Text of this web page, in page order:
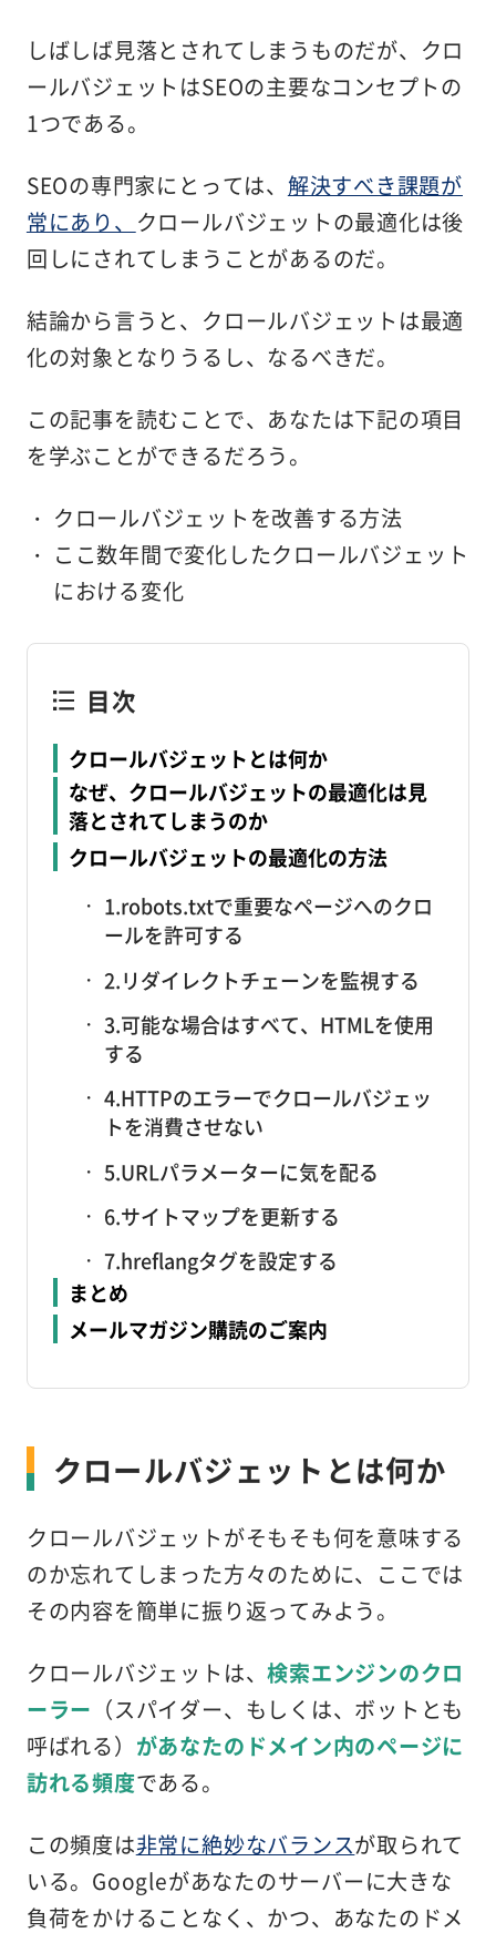
しばしば見落とされてしまうものだが、クロ
ールバジェットはSEOの主要なコンセプトの
1つである。
SEOの専門家にとっては、 解決すべき課題が
常にあり、 クロールバジェットの最適化は後
回しにされてしまうことがあるのだ。
結論から言うと、クロールバジェットは最適
化の対象となりうるし、なるべきだ。
この記事を読むことで、あなたは下記の項目
を学ぶことができるだろう。
クロールバジェットを改善する方法
ここ数年間で変化したクロールバジェット
における変化
目次
クロールバジェットとは何か
なぜ、クロールバジェットの最適化は見
落とされてしまうのか
クロールバジェットの最適化の方法
1.robots.txtで重要なページへのクロ
ールを許可する
2.リダイレクトチェーンを監視する
3.可能な場合はすべて、HTMLを使用
する
4.HTTPのエラーでクロールバジェッ
トを消費させない
5.URLパラメーターに気を配る
6.サイトマップを更新する
7.hreflangタグを設定する
まとめ
メールマガジン購読のご案内
クロールバジェットとは何か
クロールバジェットがそもそも何を意味する
のか忘れてしまった方々のために、ここでは
その内容を簡単に振り返ってみよう。
クロールバジェットは、検索エンジンのクロ
ーラー （スパイダー、もしくは、ボットとも
呼ばれる） があなたのドメイン内のページに
訪れる頻度である。
この頻度は非常に絶妙なバランスが取られて
いる。Googleがあなたのサーバーに大きな
負荷をかけることなく、かつ、あなたのドメ